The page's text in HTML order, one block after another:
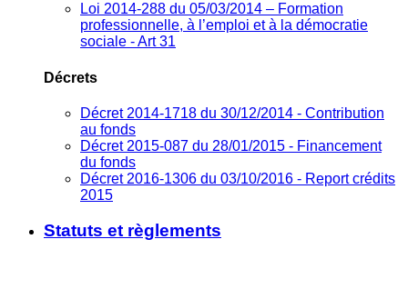
Loi 2014-288 du 05/03/2014 – Formation
professionnelle, à l’emploi et à la démocratie
sociale - Art 31
Décrets
Décret 2014-1718 du 30/12/2014 - Contribution
au fonds
Décret 2015-087 du 28/01/2015 - Financement
du fonds
Décret 2016-1306 du 03/10/2016 - Report crédits
2015
Statuts et règlements